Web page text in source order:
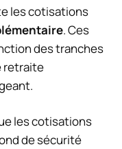
les cotisations
. Ces
des tranches
retraite
les cotisations
de sécurité